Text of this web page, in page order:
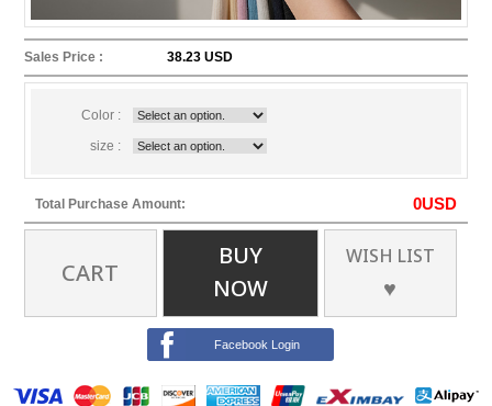
Sales Price : 38.23 USD
Color :
size :
Total Purchase Amount: 0USD
CART
BUY
NOW
WISH LIST
♥
Facebook Login